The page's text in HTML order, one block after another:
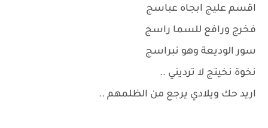
اقسم عليج ابجاه عباسج
فخرج ورافع للسما راسج
سور الوديعة وهو نبراسج
نخوة نخيتج لا ترديني ..
اريد حك ويلادي يرجع من الظلمهم ..